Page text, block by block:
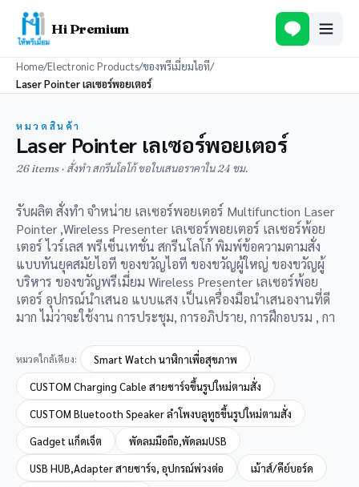
Hi Premium
Home/Electronic Products/ของพรีเมี่ยมไอที/
Laser Pointer เลเซอร์พอยเตอร์
หมวดสินค้า
Laser Pointer เลเซอร์พอยเตอร์
26 items · สั่งทำ สกรีนโลโก้ ขอใบเสนอราคาใน 24 ชม.
รับผลิต สั่งทำ จำหน่าย เลเซอร์พอยเตอร์ Multifunction Laser
Pointer ,Wireless Presenter เลเซอร์พอยเตอร์ เลเซอร์พ้อย
เตอร์ ไวร์เลส พรีเซ็นเทชั่น สกรีนโลโก้ พิมพ์ข้อความตามสั่ง
แบบทันยุคสมัยไอที ของขวัญไอที ของขวัญผู้ใหญ่ ของขวัญผู้
บริหาร ของขวัญพรีเมี่ยม Wireless Presenter เลเซอร์พ้อย
เตอร์ อุปกรณ์นำเสนอ แบบแสง เป็นเครื่องมือนำเสนองานที่ดี
มาก ไม่ว่าจะใช้งาน การประชุม, การอภิปราย, การฝึกอบรม , กา
หมวดใกล้เคียง:
Smart Watch นาฬิกาเพื่อสุขภาพ
CUSTOM Charging Cable สายชาร์จขึ้นรูปใหม่ตามสั่ง
CUSTOM Bluetooth Speaker ลำโพงบลูทูธขึ้นรูปใหม่ตามสั่ง
Gadget แก็ดเจ็ต
พัดลมมือถือ,พัดลมUSB
USB HUB,Adapter สายชาร์จ, อุปกรณ์พ่วงต่อ
เม้าส์/คีย์บอร์ด